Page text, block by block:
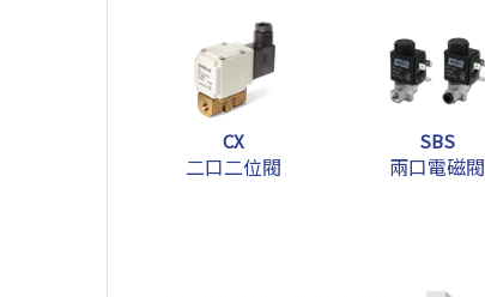
CX
二口二位閥
SBS
兩口電磁閥